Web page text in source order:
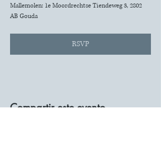
Mallemolen: 1e Moordrechtse Tiendeweg 3, 2802
AB Gouda
RSVP
Compartir este evento